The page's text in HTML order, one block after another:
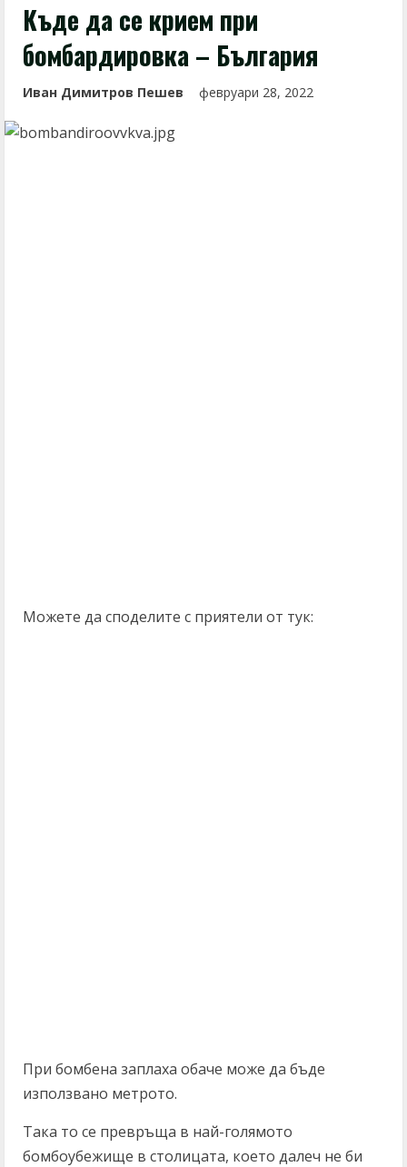
Къде да се крием при
бомбардировка – България
Иван Димитров Пешев февруари 28, 2022
Можете да споделите с приятели от тук:
При бомбена заплаха обаче може да бъде
използвано метрото.
Така то се превръща в най-голямото
бомбоубежище в столицата, което далеч не би